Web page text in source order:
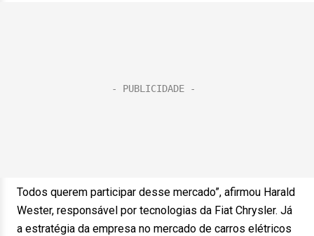
Todos querem participar desse mercado”, afirmou Harald
Wester, responsável por tecnologias da Fiat Chrysler. Já
a estratégia da empresa no mercado de carros elétricos